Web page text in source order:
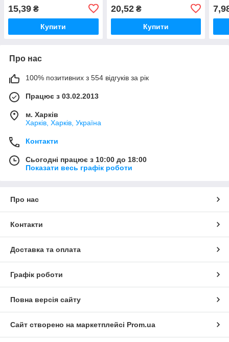
15,39 ₴
Купити
20,52₴
Купити
Про нас
100% позитивних з 554 відгуків за рік
Працює з 03.02.2013
м. Харків
Харків, Харків, Україна
Контакти
Сьогодні працює з 10:00 до 18:00
Показати весь графік роботи
Про нас
Контакти
Доставка та оплата
Графік роботи
Повна версія сайту
Сайт створено на маркетплейсі Prom.ua